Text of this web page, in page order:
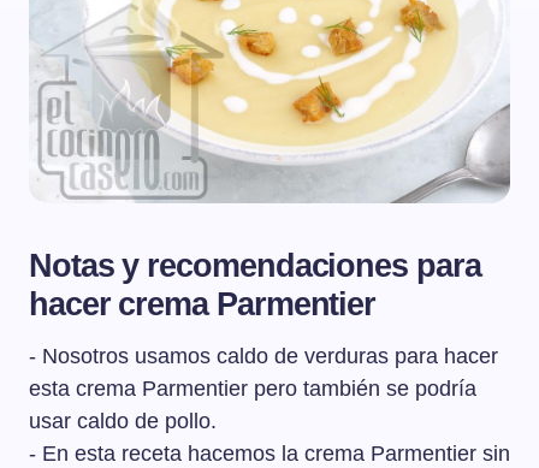
Notas y recomendaciones para
hacer crema Parmentier
- Nosotros usamos caldo de verduras para hacer
esta crema Parmentier pero también se podría
usar caldo de pollo.
- En esta receta hacemos la crema Parmentier sin